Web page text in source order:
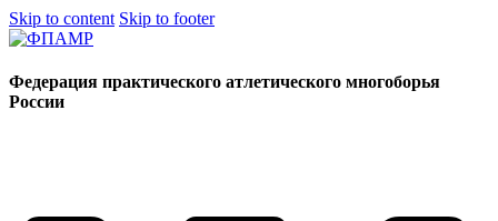
Skip to content Skip to footer
Федерация практического атлетического многоборья
России